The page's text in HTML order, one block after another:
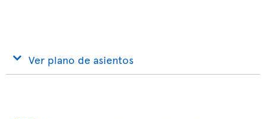
Ver plano de asientos